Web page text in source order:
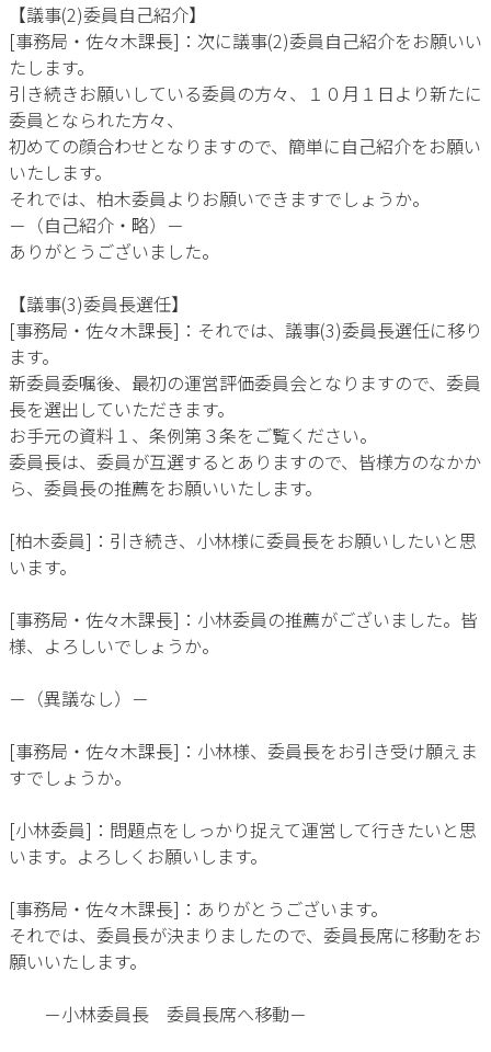
【議事(2)委員自己紹介】
[事務局・佐々木課長]：次に議事(2)委員自己紹介をお願いい
たします。
引き続きお願いしている委員の方々、１０月１日より新たに
委員となられた方々、
初めての顔合わせとなりますので、簡単に自己紹介をお願い
いたします。
それでは、柏木委員よりお願いできますでしょうか。
－（自己紹介・略）－
ありがとうございました。
【議事(3)委員長選任】
[事務局・佐々木課長]：それでは、議事(3)委員長選任に移り
ます。
新委員委嘱後、最初の運営評価委員会となりますので、委員
長を選出していただきます。
お手元の資料１、条例第３条をご覧ください。
委員長は、委員が互選するとありますので、皆様方のなかか
ら、委員長の推薦をお願いいたします。
[柏木委員]：引き続き、小林様に委員長をお願いしたいと思
います。
[事務局・佐々木課長]：小林委員の推薦がございました。皆
様、よろしいでしょうか。
－（異議なし）－
[事務局・佐々木課長]：小林様、委員長をお引き受け願えま
すでしょうか。
[小林委員]：問題点をしっかり捉えて運営して行きたいと思
います。よろしくお願いします。
[事務局・佐々木課長]：ありがとうございます。
それでは、委員長が決まりましたので、委員長席に移動をお
願いいたします。
－小林委員長 委員長席へ移動－